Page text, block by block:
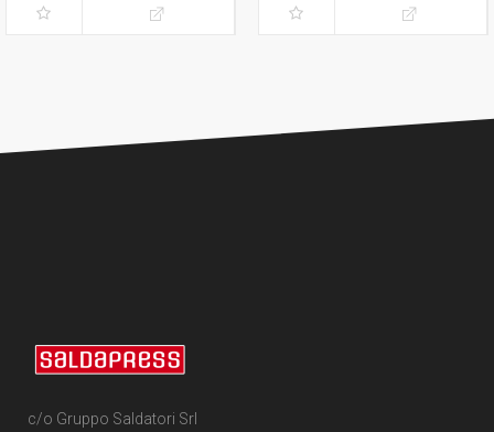
c/o Gruppo Saldatori Srl